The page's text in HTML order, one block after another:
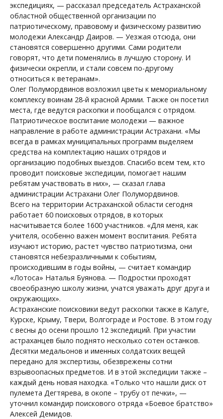
экспедициях, — рассказал председатель Астраханской
областной общественной организации по
патриотическому, правовому и физическому развитию
молодежи Александр Даиров. — Уезжая отсюда, они
становятся совершенно другими. Сами родители
говорят, что дети поменялись в лучшую сторону. И
физически окрепли, и стали совсем по-другому
относиться к ветеранам».
Олег Полумордвинов возложил цветы к мемориальному
комплексу воинам 28-й красной Армии. Также он посетил
места, где ведутся раскопки и пообщался с отрядом.
Патриотическое воспитание молодежи — важное
направление в работе администрации Астрахани. «Мы
всегда в рамках муниципальных программ выделяем
средства на комплектацию наших отрядов и
организацию подобных выездов. Спасибо всем тем, кто
проводит поисковые экспедиции, помогает нашим
ребятам участвовать в них», — сказал глава
администрации Астрахани Олег Полумордвинов.
Всего на территории Астраханской области сегодня
работает 60 поисковых отрядов, в которых
насчитывается более 1600 участников. «Для меня, как
учителя, особенно важен момент воспитания. Ребята
изучают историю, растет чувство патриотизма, они
становятся небезразличными к событиям,
происходившим в годы войны, — считает командир
«Лотоса» Наталья Буянова. — Подростки проходят
своеобразную школу жизни, учатся уважать друг друга и
окружающих».
Астраханские поисковики ведут раскопки также в Калуге,
Курске, Крыму, Твери, Волгограде и Ростове. В этом году
с весны до осени прошло 12 экспедиций. При участии
астраханцев было поднято несколько сотен останков.
Десятки медальонов и именных солдатских вещей
передано для экспертизы, обезврежены сотни
взрывоопасных предметов. И в этой экспедиции также –
каждый день новая находка. «Только что нашли диск от
пулемета Дегтярева, в окопе – трубу от печки», —
уточнил командир поискового отряда «Боевое братство»
Алексей Демидов.